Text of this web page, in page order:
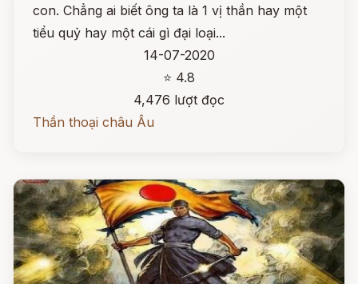
con. Chẳng ai biết ông ta là 1 vị thần hay một
tiểu quỷ hay một cái gì đại loại...
14-07-2020
⭐ 4.8
4,476 lượt đọc
Thần thoại châu Âu